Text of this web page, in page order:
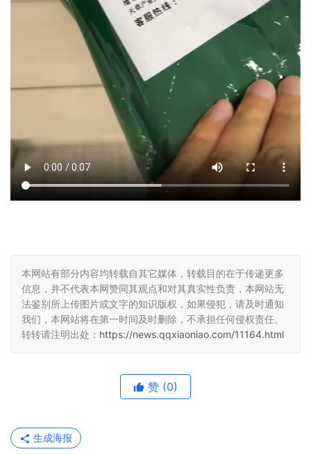
本网站有部分内容均转载自其它媒体，转载目的在于传递更多
信息，并不代表本网赞同其观点和对其真实性负责，本网站无
法鉴别所上传图片或文字的知识版权，如果侵犯，请及时通知
我们，本网站将在第一时间及时删除，不承担任何侵权责任。
转转请注明出处： https://news.qqxiaoniao.com/11164.html
赞 (0)
生成海报